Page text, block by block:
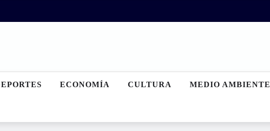
ECONOMÍA CULTURA MEDIO AMBIENTE